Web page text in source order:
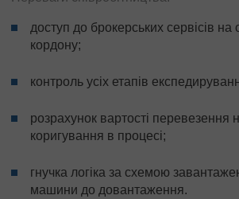
доступ до брокерських сервісів на
кордону;
контроль усіх етапів
розрахунок вартості перевезення
коригування в процесі;
гнучка логіка за схемою
машини до довантаження.